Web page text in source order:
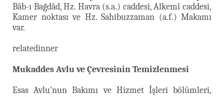
Bâb-ı Bağdâd, Hz. Havra (s.a.) caddesi, Alkemî caddesi,
Kamer noktası ve Hz. Sahibuzzaman (a.f.) Makamı
var.
relatedinner
Mukaddes Avlu ve Çevresinin Temizlenmesi
Esas Avlu'nun Bakımı ve Hizmet İşleri bölümleri,